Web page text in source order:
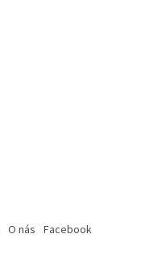
O nás Facebook